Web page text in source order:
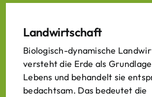
Landwirtschaft
Biologisch-dynamische
versteht die Erde als
Lebens und behandelt sie
bedachtsam. Das bedeutet die